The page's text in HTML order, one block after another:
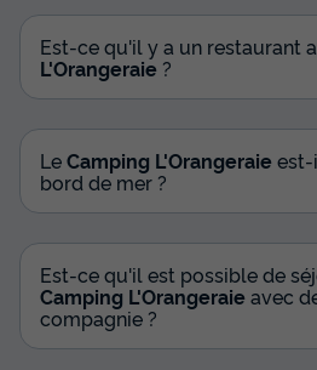
Meilleur prix pour 7 nuits
Est-ce qu'il y a un restaurant
L'Orangeraie ?
LeCamping L'Orangeraie est-
bord de mer ?
Est-ce qu'il est possible de
Camping L'Orangeraie avec
compagnie ?